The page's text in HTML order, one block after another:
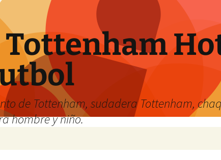
Tottenham
de Tottenham, sudadera Tottenham,
hombre y niño.